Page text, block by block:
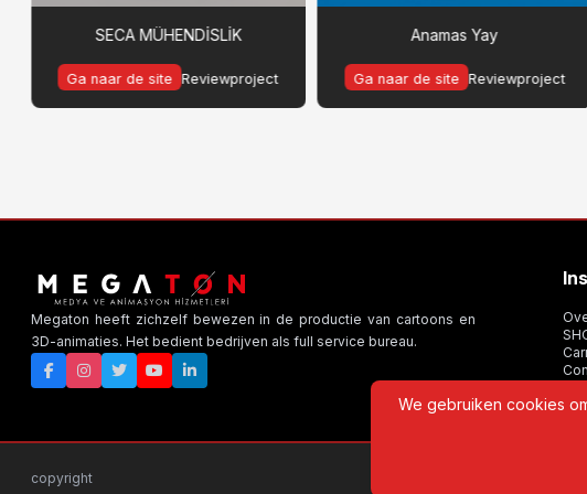
SECA MÜHENDİSLİK
Ga naar de site Reviewproject
Anamas Yay
Ga naar de site Reviewproject
Megaton heeft zichzelf bewezen in de productie van cartoons en
3D-animaties. Het bedient bedrijven als full service bureau.
copyright
We gebruiken cookies